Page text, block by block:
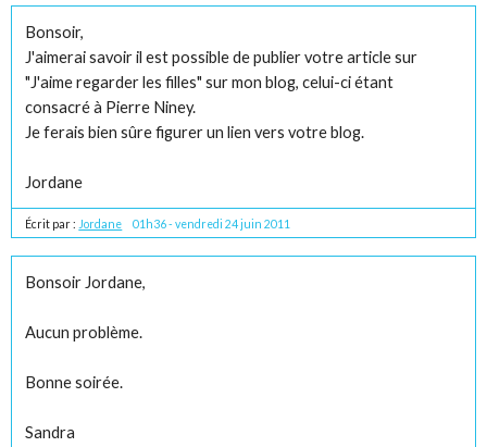
Bonsoir,
J'aimerai savoir il est possible de publier votre article sur
"J'aime regarder les filles" sur mon blog, celui-ci étant
consacré à Pierre Niney.
Je ferais bien sûre figurer un lien vers votre blog.
Jordane
Écrit par : Jordane 01h36-vendredi 24 juin 2011
Bonsoir Jordane,
Aucun problème.
Bonne soirée.
Sandra